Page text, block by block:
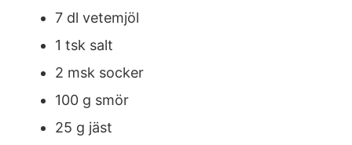
7 dl vetemjöl
1 tsk salt
2 msk socker
100 g smör
25 g jäst